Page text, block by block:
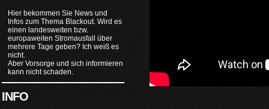
Hier bekommen Sie News und
Infos zum Thema Blackout. Wird es
einen landesweiten bzw.
europaweiten Stromausfall über
mehrere Tage geben? Ich weiß es
nicht.
Aber Vorsorge und sich informieren
kann nicht schaden.
INFO